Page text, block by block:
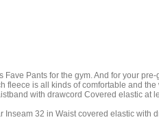
Fave Pants for the gym. And for your
fleece is all kinds of comfortable and
with drawcord Covered elastic at
Inseam 32 in Waist covered elastic